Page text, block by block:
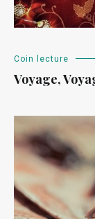
Coin lecture
Voyage,